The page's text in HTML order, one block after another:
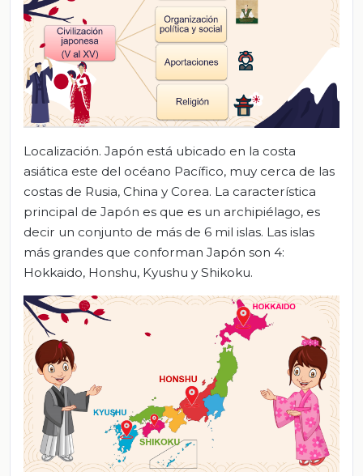
Localización. Japón está ubicado en la costa
asiática este del océano Pacífico, muy cerca de las
costas de Rusia, China y Corea. La característica
principal de Japón es que es un archipiélago, es
decir un conjunto de más de 6 mil islas. Las islas
más grandes que conforman Japón son 4:
Hokkaido, Honshu, Kyushu y Shikoku.